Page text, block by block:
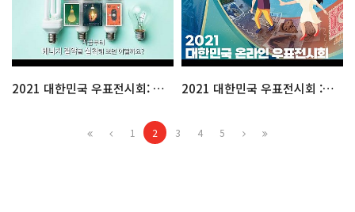
2021 대한민국 우표전시회: 우표, 지속가능한 세상을 말하다 2021 대한민국 우표전시회 : 공식홍보영상
1 2 3 4 5